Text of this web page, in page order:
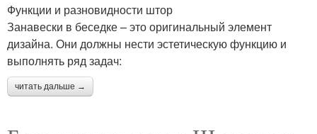
Функции и разновидности штор
Занавески в беседке – это оригинальный элемент
дизайна. Они должны нести эстетическую функцию и
выполнять ряд задач:
читать дальше →